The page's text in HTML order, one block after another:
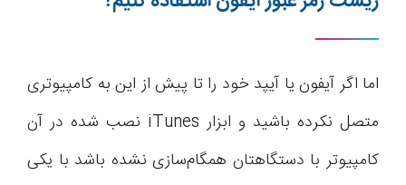
اما اگر آیفون یا آیپد خود را تا پیش از این به کامپیوتری
متصل نکرده باشید و ابزار iTunes نصب شده در آن
کامپیوتر با دستگاهتان همگام‌سازی نشده باشد با یکی